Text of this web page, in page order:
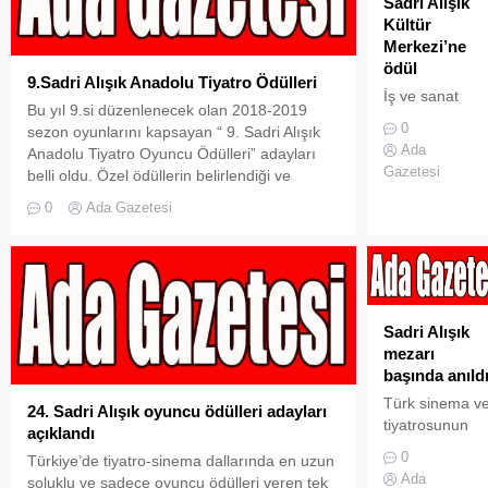
yeniden…
Sadece
düştüğümüz
içimiz acısa ve
çok
kalbimiz… Çok
paramız
olsaydı...
Oyuncu
Ödülleri”
adaylarının
heyecanlı
bekleyişinde
başladı… Özel
ödüllerin
belirlendiği ve
açıklandığı 9.
Sadri Alışık
Anadolu
töreni, 23 Eylül
Pazartesi
Ankara Yeni
Mahalle
Belediyesi
KÜLTÜR
9.Sadri Alışık Anadolu Tiyatro Ödülleri
Bu yıl 9.si düzenlenecek olan 2018-2019
sezon oyunlarını kapsayan “ 9. Sadri Alışık
Anadolu Tiyatro Oyuncu Ödülleri” adayları
belli oldu. Özel ödüllerin belirlendiği ve
adayların jüri tarafından açıklandığı 9. Sadri
Alışık Anadolu Tiyatro Oyuncu Ödülleri, Eylül
bulacak. Kerem Alışık,” “Değerli jürimizin
büyük bir titizlikle belirlediği tüm ödüle aday
olan...
0 Ada Gazetesi
Kültür
Merkezi’ne
ödül
İş ve sanat
isimlerinin
katılımıyla
aldığı Fashion
Tv Moda
Ödülleri’nde bu
Moda
Oyunculuk
Okulu” ödülü,
Sadri Alışık
Kültür
(SAKM)
0
Ada
Gazetesi
24. Sadri Alışık oyuncu ödülleri adayları
açıklandı
Türkiye’de tiyatro-sinema dallarında en uzun
soluklu ve sadece oyuncu ödülleri veren tek
Sadri Alışık
mezarı
başında anıldı
Türk sinema
tiyatrosunun
Sadri Alışık
0
Ada